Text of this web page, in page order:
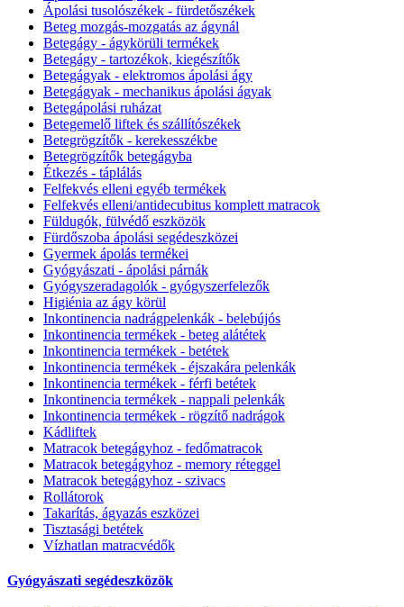
Ápolási tusolószékek - fürdetőszékek
Beteg mozgás-mozgatás az ágynál
Betegágy - ágykörüli termékek
Betegágy - tartozékok, kiegészítők
Betegágyak - elektromos ápolási ágy
Betegágyak - mechanikus ápolási ágyak
Betegápolási ruházat
Betegemelő liftek és szállítószékek
Betegrögzítők - kerekesszékbe
Betegrögzítők betegágyba
Étkezés - táplálás
Felfekvés elleni egyéb termékek
Felfekvés elleni/antidecubitus komplett matracok
Füldugók, fülvédő eszközök
Fürdőszoba ápolási segédeszközei
Gyermek ápolás termékei
Gyógyászati - ápolási párnák
Gyógyszeradagolók - gyógyszerfelezők
Higiénia az ágy körül
Inkontinencia nadrágpelenkák - belebújós
Inkontinencia termékek - beteg alátétek
Inkontinencia termékek - betétek
Inkontinencia termékek - éjszakára pelenkák
Inkontinencia termékek - férfi betétek
Inkontinencia termékek - nappali pelenkák
Inkontinencia termékek - rögzítő nadrágok
Kádliftek
Matracok betegágyhoz - fedőmatracok
Matracok betegágyhoz - memory réteggel
Matracok betegágyhoz - szivacs
Rollátorok
Takarítás, ágyazás eszközei
Tisztasági betétek
Vízhatlan matracvédők
Gyógyászati segédeszközök